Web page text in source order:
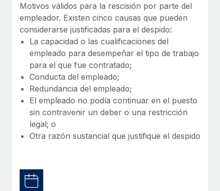
Comprobaciones de antecedentes
Simplifica los procesos de cribado de candidatos.
Cumplimiento normativo
Adelántate a los riesgos de cumplimiento
normativo.
Gestión de dispositivos
Proporciona dispositivos tecnológicos y contrólalos
en todo el mundo.
Apertura de entidades
Movilidad y reubicación
Nómina global
Contractor Management
Impuestos
Explora el blog
BLOG
Management Plus
La misión de Remote sigue siendo ayudar a empresas de
Motivos válidos para la rescisión por parte del
empleador. Existen cinco causas que pueden
considerarse justificadas para el despido:
La capacidad o las cualificaciones del
empleado para desempeñar el tipo de trabajo
para el que fue contratado;
Conducta del empleado;
Redundancia del empleado;
El empleado no podía continuar en el puesto
sin contravenir un deber o una restricción
legal; o
Otra razón sustancial que justifique el despido